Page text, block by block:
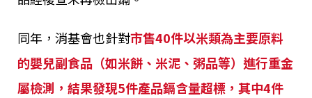
同年，消基會也針對市售40件以米類為主要原料
的嬰兒副食品（如米餅、米泥、粥品等）進行重金
屬檢測，結果發現5件產品鎘含量超標，其中4件